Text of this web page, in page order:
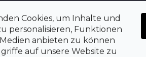
Cookies, um Inhalte und
personalisieren, Funktionen
anbieten zu können
auf unsere Website zu
und